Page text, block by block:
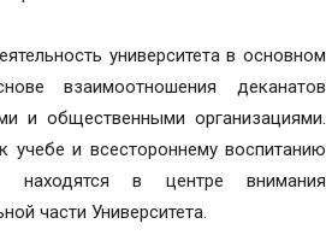
университета в основном
взаимоотношения деканатов
и общественными организациями.
учебе и всестороннему воспитанию
находятся в центре внимания
части Университета.